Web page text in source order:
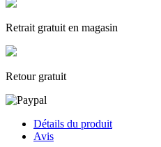
Retrait gratuit en magasin
Retour gratuit
Détails du produit
Avis